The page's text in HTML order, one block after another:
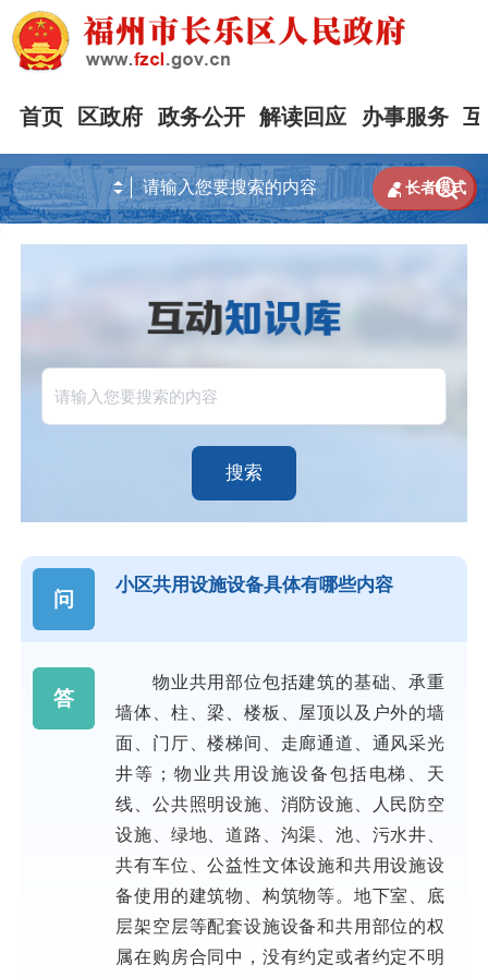
首页 区政府 政务公开 解读回应 办事服务

 长者模式
搜索
问
小区共用设施设备具体有哪些内容
答
物业共用部位包括建筑的基础、承重
墙体、柱、梁、楼板、屋顶以及户外的墙
面、门厅、楼梯间、走廊通道、通风采光
井等；物业共用设施设备包括电梯、天
线、公共照明设施、消防设施、人民防空
设施、绿地、道路、沟渠、池、污水井、
共有车位、公益性文体设施和共用设施设
备使用的建筑物、构筑物等。地下室、底
层架空层等配套设施设备和共用部位的权
属在购房合同中，没有约定或者约定不明